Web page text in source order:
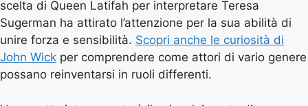
scelta di Queen Latifah per interpretare Teresa
Sugerman ha attirato l’attenzione per la sua abilità di
unire forza e sensibilità. Scopri anche le curiosità di
John Wick per comprendere come attori di vario genere
possano reinventarsi in ruoli differenti.